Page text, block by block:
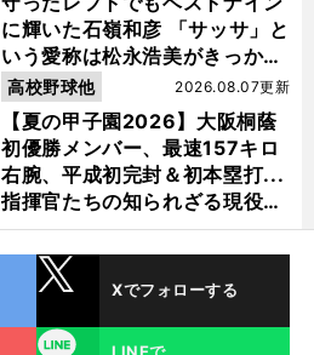
に輝いた石嶺和彦 「サッサ」と
いう愛称は松永浩美がきっか
け？
【夏の甲子園2026】大阪桐蔭
初優勝メンバー、最速157キロ
右腕、平成初完封＆初本塁打...
指揮官たちの知られざる現役時
代
2026.08.07更新
高校野球他
Xでフォローする
LINE